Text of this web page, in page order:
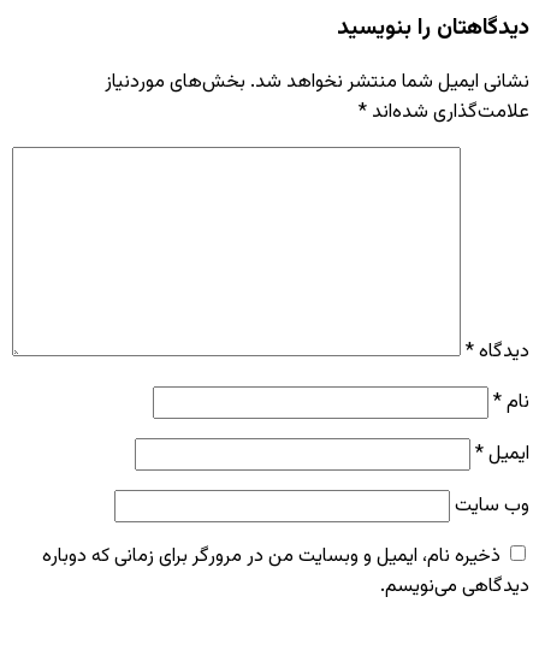
دیدگاهتان را بنویسید
نشانی ایمیل شما منتشر نخواهد شد. بخش‌های موردنیاز
علامت‌گذاری شده‌اند *
دیدگاه*
نام*
ایمیل*
وب‌ سایت
ذخیره نام، ایمیل و وبسایت من در مرورگر برای زمانی که دوباره
دیدگاهی می‌نویسم.